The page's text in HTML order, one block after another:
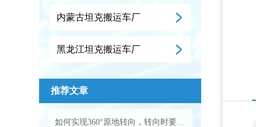
内蒙古坦克搬运车厂
黑龙江坦克搬运车厂
推荐文章
如何实现360°原地转向，转向时要注意什么？...